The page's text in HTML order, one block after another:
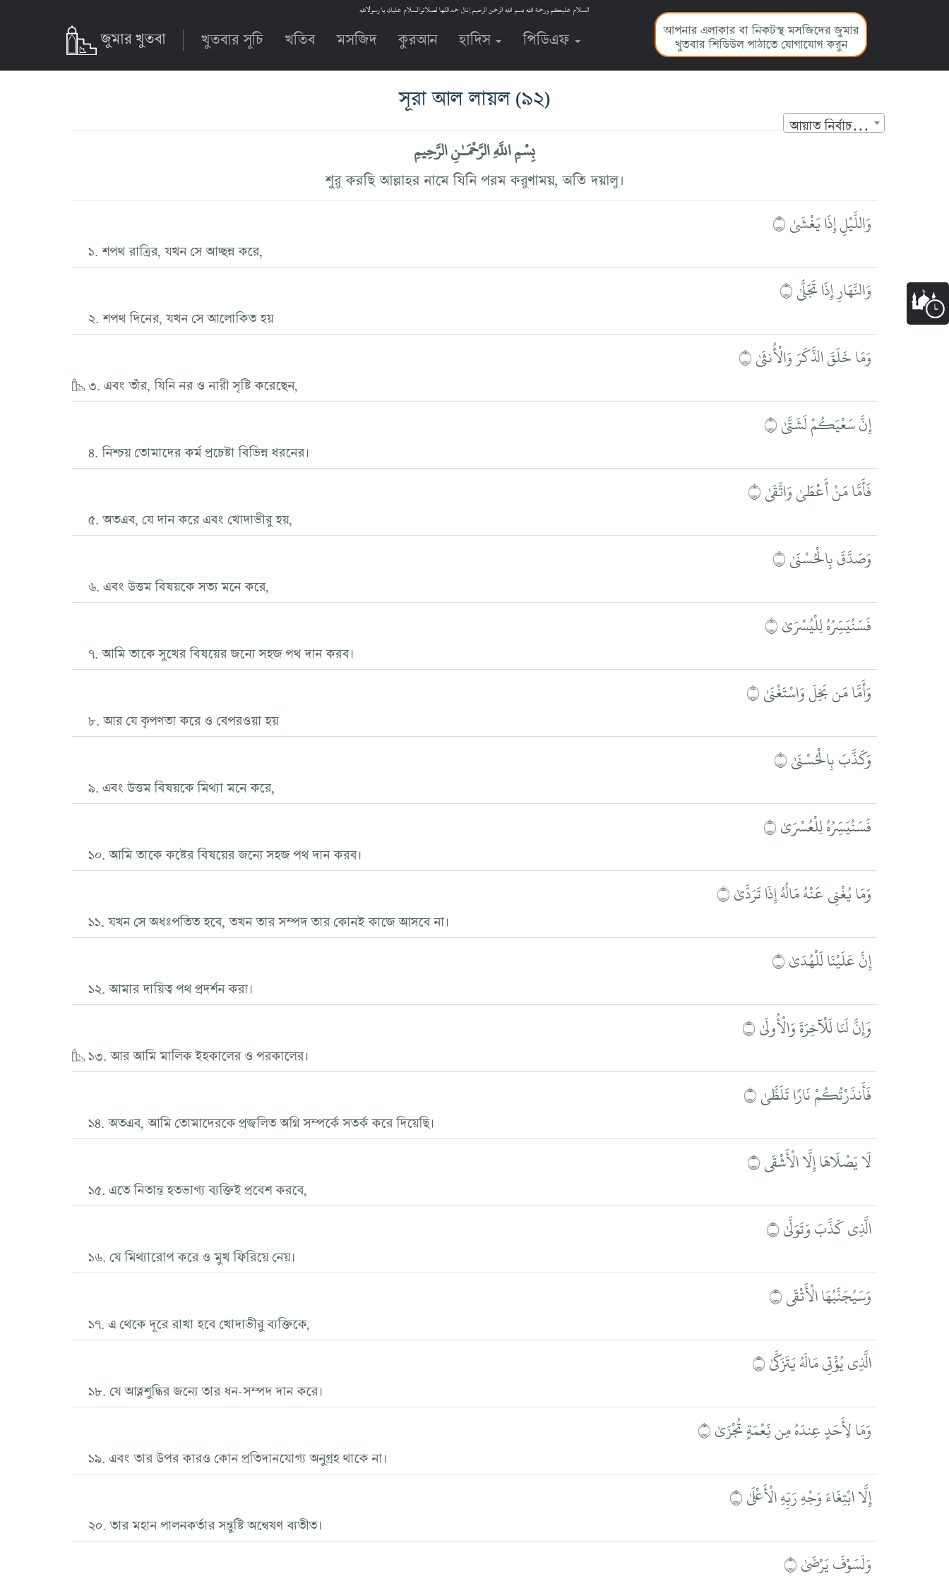
السلام عليكم ورحمة الله بسم الله الرحمن الرحيم إنال حمداللها لصلاتوالسلام عليك يا رسولالله
জুমার খুতবা খুতবার সূচি খতিব মসজিদ কুরআন হাদিস পিডিএফ
আপনার এলাকার বা নিকটস্থ মসজিদের জুমার
খুতবার শিডিউল পাঠাতে যোগাযোগ করুন
সূরা আল লায়ল (৯২)
আয়াত নির্বাচন করুন
بِسْمِ اللَّهِ الرَّحْمَـٰنِ الرَّحِيمِ
শুরু করছি আল্লাহর নামে যিনি পরম করুণাময়, অতি দয়ালু।
وَاللَّيْلِ إِذَا يَغْشَىٰ ۝
১. শপথ রাত্রির, যখন সে আচ্ছন্ন করে,
وَالنَّهَارِ إِذَا تَجَلَّىٰ ۝
২. শপথ দিনের, যখন সে আলোকিত হয়
وَمَا خَلَقَ الذَّكَرَ وَالْأُنثَىٰ ۝
৩. এবং তাঁর, যিনি নর ও নারী সৃষ্টি করেছেন,
إِنَّ سَعْيَكُمْ لَشَتَّىٰ ۝
৪. নিশ্চয় তোমাদের কর্ম প্রচেষ্টা বিভিন্ন ধরনের।
فَأَمَّا مَنْ أَعْطَىٰ وَاتَّقَىٰ ۝
৫. অতএব, যে দান করে এবং খোদাভীরু হয়,
وَصَدَّقَ بِالْحُسْنَىٰ ۝
৬. এবং উত্তম বিষয়কে সত্য মনে করে,
فَسَنُيَسِّرُهُ لِلْيُسْرَىٰ ۝
৭. আমি তাকে সুখের বিষয়ের জন্যে সহজ পথ দান করব।
وَأَمَّا مَن بَخِلَ وَاسْتَغْنَىٰ ۝
৮. আর যে কৃপণতা করে ও বেপরওয়া হয়
وَكَذَّبَ بِالْحُسْنَىٰ ۝
৯. এবং উত্তম বিষয়কে মিথ্যা মনে করে,
فَسَنُيَسِّرُهُ لِلْعُسْرَىٰ ۝
১০. আমি তাকে কষ্টের বিষয়ের জন্যে সহজ পথ দান করব।
وَمَا يُغْنِي عَنْهُ مَالُهُ إِذَا تَرَدَّىٰ ۝
১১. যখন সে অধঃপতিত হবে, তখন তার সম্পদ তার কোনই কাজে আসবে না।
إِنَّ عَلَيْنَا لَلْهُدَىٰ ۝
১২. আমার দায়িত্ব পথ প্রদর্শন করা।
وَإِنَّ لَنَا لَلْآخِرَةَ وَالْأُولَىٰ ۝
১৩. আর আমি মালিক ইহকালের ও পরকালের।
فَأَنذَرْتُكُمْ نَارًا تَلَظَّىٰ ۝
১৪. অতএব, আমি তোমাদেরকে প্রজ্বলিত অগ্নি সম্পর্কে সতর্ক করে দিয়েছি।
لَا يَصْلَاهَا إِلَّا الْأَشْقَى ۝
১৫. এতে নিতান্ত হতভাগ্য ব্যক্তিই প্রবেশ করবে,
الَّذِي كَذَّبَ وَتَوَلَّىٰ ۝
১৬. যে মিথ্যারোপ করে ও মুখ ফিরিয়ে নেয়।
وَسَيُجَنَّبُهَا الْأَتْقَى ۝
১৭. এ থেকে দূরে রাখা হবে খোদাভীরু ব্যক্তিকে,
الَّذِي يُؤْتِي مَالَهُ يَتَزَكَّىٰ ۝
১৮. যে আত্নশুদ্ধির জন্যে তার ধন-সম্পদ দান করে।
وَمَا لِأَحَدٍ عِندَهُ مِن نِّعْمَةٍ تُجْزَىٰ ۝
১৯. এবং তার উপর কারও কোন প্রতিদানযোগ্য অনুগ্রহ থাকে না।
إِلَّا ابْتِغَاءَ وَجْهِ رَبِّهِ الْأَعْلَىٰ ۝
২০. তার মহান পালনকর্তার সন্তুষ্টি অন্বেষণ ব্যতীত।
وَلَسَوْفَ يَرْضَىٰ ۝